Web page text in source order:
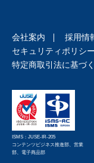
２ 趣旨
３ 別段の定めの具体
第３ 32 条３項ただ
１ 別段の定めをする
２ 趣旨
３ 別段の定めの具体
第４ 34 条１項柱書た
１ 別段の定めをする
会社案内 採用情
セキュリティポリシー
特定商取引法に基づ
ISMS：JUSE-IR-205
コンテンツビジネス推進部、営業
部、電子商品部